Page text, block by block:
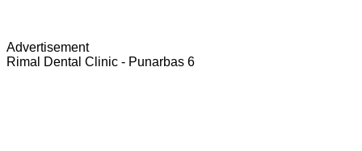
Advertisement
Rimal Dental Clinic - Punarbas 6